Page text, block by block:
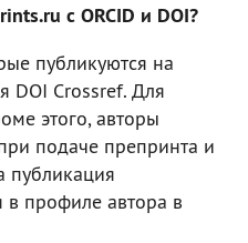
c ORCID и DOI?
публикуются на
DOI Crossref. Для
этого, авторы
подаче препринта и
публикация
в профиле автора в